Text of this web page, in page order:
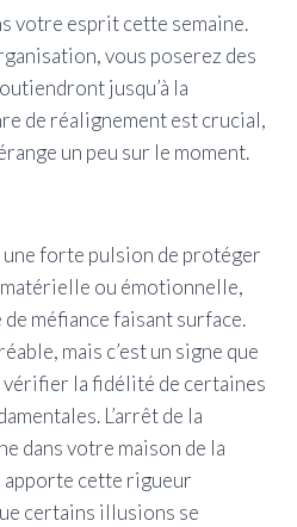
votre esprit cette semaine.
vous poserez des
jusqu’à la
de réalignement est crucial,
un peu sur le moment.
forte pulsion de protéger
ou émotionnelle,
méfiance faisant surface.
mais c’est un signe que
vérifier la fidélité de certaines
L’arrêt de la
dans votre maison de la
cette rigueur
certains illusions se